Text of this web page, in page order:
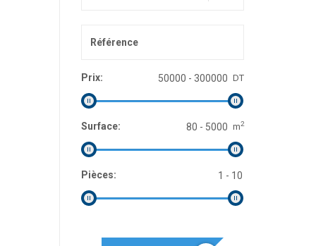
Prix: DT
Surface: m2
Pièces: